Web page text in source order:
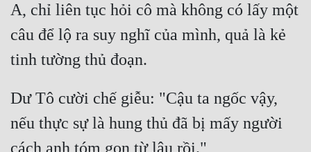
A, chỉ liên tục hỏi cô mà không có lấy một
câu để lộ ra suy nghĩ của mình, quả là kẻ
Dư Tô cười chế giễu: "Cậu ta ngốc vậy,
nếu thực sự là hung thủ đã bị mấy người